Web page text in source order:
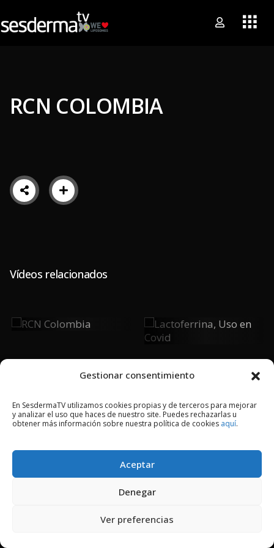
Gestionar consentimiento
En SesdermaTV utilizamos cookies propias y de terceros para mejorar
y analizar el uso que haces de nuestro site. Puedes rechazarlas u
obtener más información sobre nuestra política de cookies aquí.
Aceptar
Denegar
Ver preferencias
RCN COLOMBIA
Vídeos relacionados
RCN
Lactoferrina,
Uso En Covid
2018 © Copyright Sesderma SL
AVISO LEGAL
POLÍTICA DE PRIVACIDAD
COOKIES